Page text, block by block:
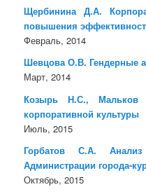
Щербинина Д.А.
повышения
Февраль, 2014
Шевцова О.В. Гендерные
Март, 2014
Козырь Н.С., Мальков
корпоративной культуры
Июль, 2015
Горбатов С.А. Анализ
Администрации города-
Октябрь, 2015